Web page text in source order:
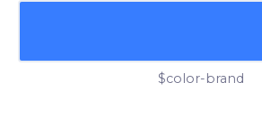
$color-brand